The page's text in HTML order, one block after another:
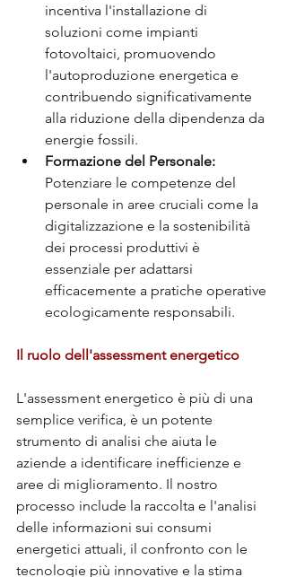
incentiva l'installazione di
soluzioni come impianti
fotovoltaici, promuovendo
l'autoproduzione energetica e
contribuendo significativamente
alla riduzione della dipendenza da
energie fossili.
Formazione del Personale:
Potenziare le competenze del
personale in aree cruciali come la
digitalizzazione e la sostenibilità
dei processi produttivi è
essenziale per adattarsi
efficacemente a pratiche operative
ecologicamente responsabili.
Il ruolo dell'assessment energetico
L'assessment energetico è più di una
semplice verifica, è un potente
strumento di analisi che aiuta le
aziende a identificare inefficienze e
aree di miglioramento. Il nostro
processo include la raccolta e l'analisi
delle informazioni sui consumi
energetici attuali, il confronto con le
tecnologie più innovative e la stima